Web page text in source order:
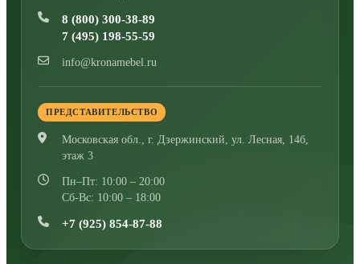
8 (800) 300-38-89
7 (495) 198-55-59
info@kronamebel.ru
ПРЕДСТАВИТЕЛЬСТВО
Московская обл., г. Дзержинский, ул. Лесная, 14б,
этаж 3
Пн–Пт: 10:00 – 20:00
Сб-Вс: 10:00 – 18:00
+7 (925) 854-87-88